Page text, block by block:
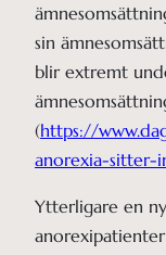
sin
blir extremt
(https://
anorexia-sitter-
Ytterligare en